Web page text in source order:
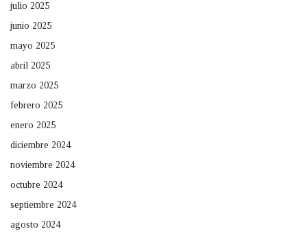
julio 2025
junio 2025
mayo 2025
abril 2025
marzo 2025
febrero 2025
enero 2025
diciembre 2024
noviembre 2024
octubre 2024
septiembre 2024
agosto 2024